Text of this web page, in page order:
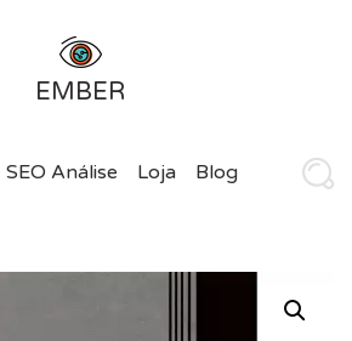
EMBER
SEO Análise Loja Blog